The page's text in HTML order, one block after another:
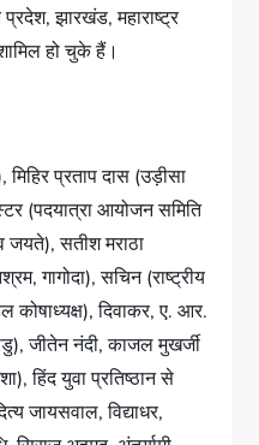
झारखंड, महाराष्ट्र
हो चुके हैं।
प्रताप दास (उड़ीसा
(पदयात्रा आयोजन समिति
जयते), सतीश मराठा
गागोदा), सचिन (राष्ट्रीय
कोषाध्यक्ष), दिवाकर, ए. आर.
जीतेन नंदी, काजल मुखर्जी
हिंद युवा प्रतिष्ठान से
जायसवाल, विद्याधर,